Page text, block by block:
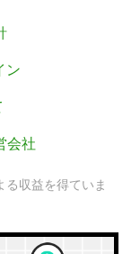
ン
会社
収益を得ていま